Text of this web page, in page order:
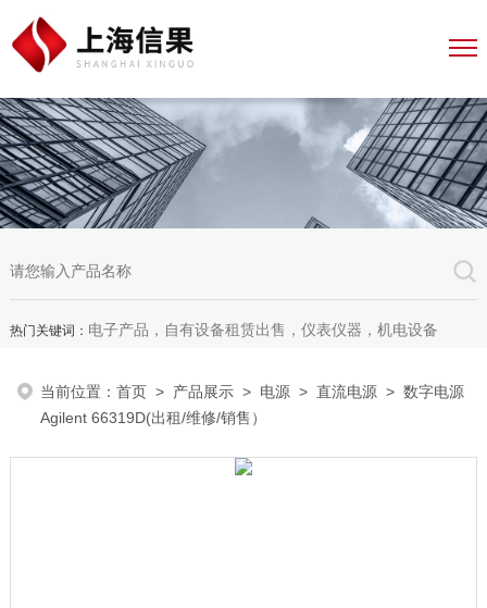
热门关键词： 电子产品，自有设备租赁出售，仪表仪器，机电设备
当前位置：首页 > 产品展示 > 电源 >直流电源 > 数字电源
Agilent 66319D(出租/维修/销售）